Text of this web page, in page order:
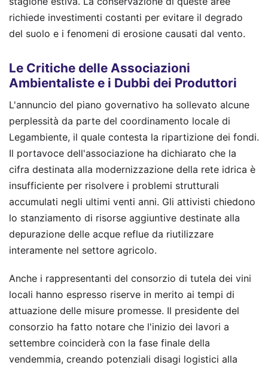
richiede investimenti costanti per evitare il degrado
del suolo e i fenomeni di erosione causati dal vento.
Le Critiche delle Associazioni
Ambientaliste e i Dubbi dei Produttori
L'annuncio del piano governativo ha sollevato alcune
perplessità da parte del coordinamento locale di
Legambiente, il quale contesta la ripartizione dei fondi.
Il portavoce dell'associazione ha dichiarato che la
cifra destinata alla modernizzazione della rete idrica è
insufficiente per risolvere i problemi strutturali
accumulati negli ultimi venti anni. Gli attivisti chiedono
lo stanziamento di risorse aggiuntive destinate alla
depurazione delle acque reflue da riutilizzare
interamente nel settore agricolo.
Anche i rappresentanti del consorzio di tutela dei vini
locali hanno espresso riserve in merito ai tempi di
attuazione delle misure promesse. Il presidente del
consorzio ha fatto notare che l'inizio dei lavori a
settembre coinciderà con la fase finale della
vendemmia, creando potenziali disagi logistici alla